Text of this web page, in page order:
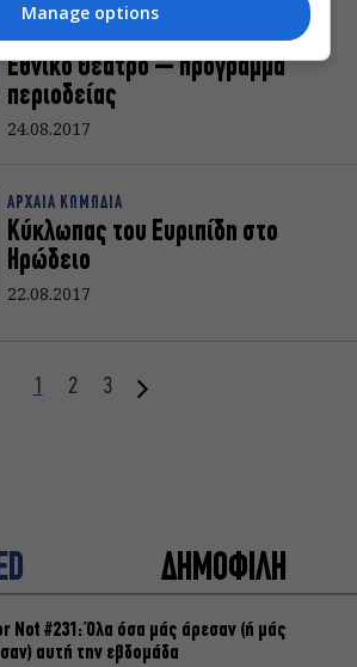
ΑΡΧΑΙΑ ΚΩΜΩΔΙΑ
Ειρήνη του Αριστοφάνη από το
Εθνικό Θέατρο – πρόγραμμα
περιοδείας
24.08.2017
ΑΡΧΑΙΑ ΚΩΜΩΔΙΑ
Κύκλωπας του Ευριπίδη στο
Ηρώδειο
22.08.2017
1 2 3
ΔΗΜΟΦΙΛΗ
Not #231: Όλα όσα μάς άρεσαν (ή μάς
αυτή την εβδομάδα
Manage options